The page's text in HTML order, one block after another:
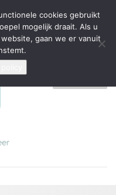
nieuwe zaken aannemen
Privacybeleid
cookies gebruikt
mogelijk draait. Als u
gaan we er vanuit